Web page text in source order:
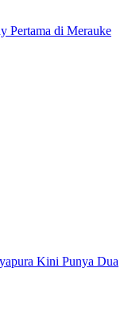
Pertama di Merauke
Kini Punya Dua